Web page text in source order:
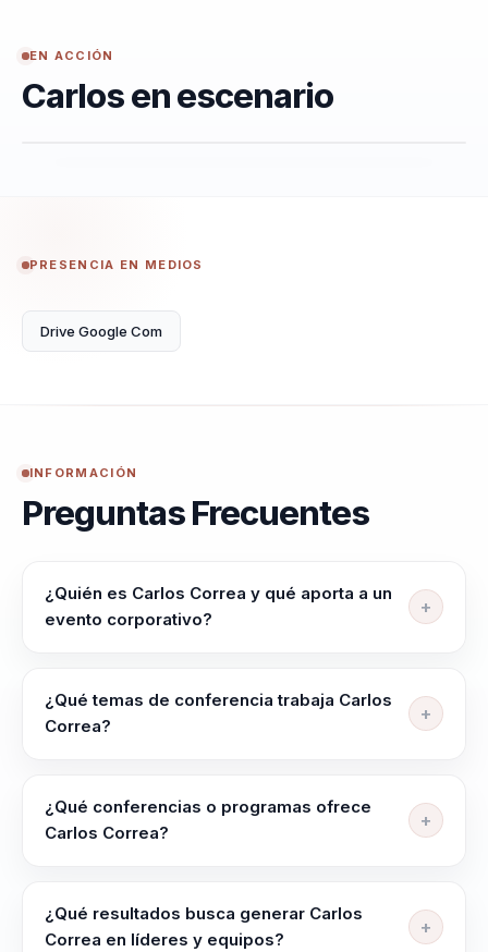
EN ACCIÓN
Carlos en escenario
PRESENCIA EN MEDIOS
Drive Google Com
INFORMACIÓN
Preguntas Frecuentes
¿Quién es Carlos Correa y qué aporta a un
evento corporativo?
responsables de equipos a alinear equipos, elevar
criterio y liderar con claridad en contextos complejos.
¿Qué temas de conferencia trabaja Carlos
Correa?
Estratégico, Cultura Organizacional, Experiencia del
Cliente, Gestión del Cambio, Psicología Positiva y
¿Qué conferencias o programas ofrece
Carlos Correa?
cliente-céntrica" y "El poder de la experiencia del
cliente del despacho de abogados". En esta
¿Qué resultados busca generar Carlos
Correa en líderes y equipos?